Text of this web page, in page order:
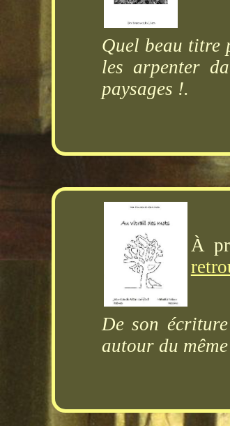
Quel beau titre
les arpenter
paysages !.
À
De son
autour du